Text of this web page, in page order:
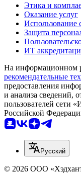
Этика и
Оказание услуг
Использование
Защита
ИТ
На информационном
рекомендательные
предоставления
и анализа сведений,
пользователей сети
Российской
Русский
© 2026 ООО